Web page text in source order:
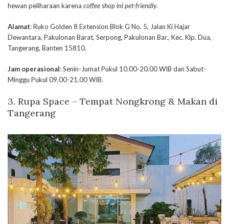
hewan peliharaan karena coffee shopinipet-friendly.
Alamat: Ruko Golden 8 Extension Blok G No. 5, Jalan Ki Hajar
Dewantara, Pakulonan Barat, Serpong, Pakulonan Bar., Kec. Klp. Dua,
Tangerang, Banten 15810.
Jam operasional: Senin-Jumat Pukul 10.00-20.00 WIB dan Sabut-
Minggu Pukul 09.00-21.00 WIB.
3. Rupa Space – Tempat Nongkrong & Makan di
Tangerang